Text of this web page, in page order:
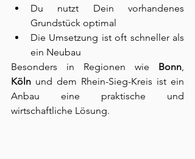
Du nutzt Dein vorhandenes
Grundstück optimal
Die Umsetzung ist oft schneller als
ein Neubau
Besonders in Regionen wie Bonn
Köln und dem Rhein-Sieg-Kreis ist ein
Anbau eine praktische und
wirtschaftliche Lösung.